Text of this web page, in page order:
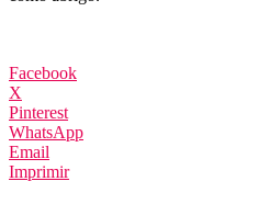
Facebook
X
Pinterest
WhatsApp
Email
Imprimir